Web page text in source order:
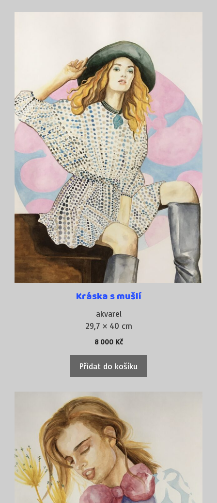
Kráska s mušlí
akvarel
29,7 × 40 cm
8 000 Kč
Přidat do košíku